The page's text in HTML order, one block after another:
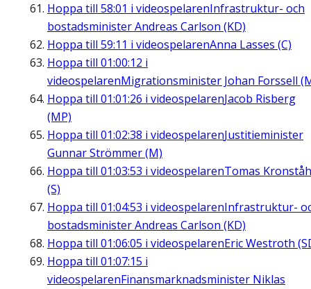
Hoppa till 58:01 i videospelarenInfrastruktur- och
bostadsminister Andreas Carlson (KD)
Hoppa till 59:11 i videospelarenAnna Lasses (C)
Hoppa till 01:00:12 i
videospelarenMigrationsminister Johan Forssell
Hoppa till 01:01:26 i videospelarenJacob Risberg
(MP)
Hoppa till 01:02:38 i videospelarenJustitieminister
Gunnar Strömmer (M)
Hoppa till 01:03:53 i videospelarenTomas
(S)
Hoppa till 01:04:53 i videospelarenInfrastruktur-
bostadsminister Andreas Carlson (KD)
Hoppa till 01:06:05 i videospelarenEric Westroth
Hoppa till 01:07:15 i
videospelarenFinansmarknadsminister Niklas